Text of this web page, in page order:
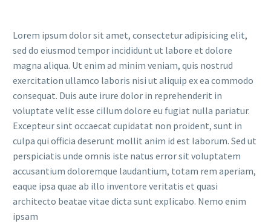
Lorem ipsum dolor sit amet, consectetur adipisicing elit,
sed do eiusmod tempor incididunt ut labore et dolore
magna aliqua. Ut enim ad minim veniam, quis nostrud
exercitation ullamco laboris nisi ut aliquip ex ea commodo
consequat. Duis aute irure dolor in reprehenderit in
voluptate velit esse cillum dolore eu fugiat nulla pariatur.
Excepteur sint occaecat cupidatat non proident, sunt in
culpa qui officia deserunt mollit anim id est laborum. Sed ut
perspiciatis unde omnis iste natus error sit voluptatem
accusantium doloremque laudantium, totam rem aperiam,
eaque ipsa quae ab illo inventore veritatis et quasi
architecto beatae vitae dicta sunt explicabo. Nemo enim
ipsam